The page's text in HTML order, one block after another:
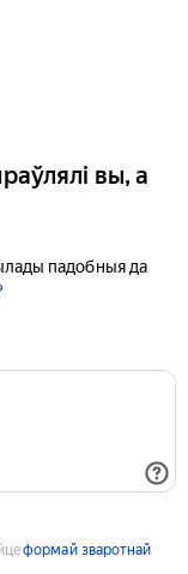
вы, а
падобныя да
формай зваротнай